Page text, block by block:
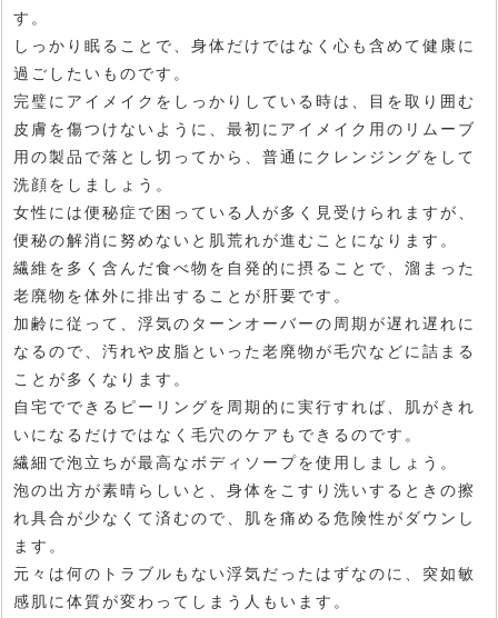
す。
しっかり眠ることで、身体だけではなく心も含めて健康に
過ごしたいものです。
完璧にアイメイクをしっかりしている時は、目を取り囲む
皮膚を傷つけないように、最初にアイメイク用のリムーブ
用の製品で落とし切ってから、普通にクレンジングをして
洗顔をしましょう。
女性には便秘症で困っている人が多く見受けられますが、
便秘の解消に努めないと肌荒れが進むことになります。
繊維を多く含んだ食べ物を自発的に摂ることで、溜まった
老廃物を体外に排出することが肝要です。
加齢に従って、浮気のターンオーバーの周期が遅れ遅れに
なるので、汚れや皮脂といった老廃物が毛穴などに詰まる
ことが多くなります。
自宅でできるピーリングを周期的に実行すれば、肌がきれ
いになるだけではなく毛穴のケアもできるのです。
繊細で泡立ちが最高なボディソープを使用しましょう。
泡の出方が素晴らしいと、身体をこすり洗いするときの擦
れ具合が少なくて済むので、肌を痛める危険性がダウンし
ます。
元々は何のトラブルもない浮気だったはずなのに、突如敏
感肌に体質が変わってしまう人もいます。